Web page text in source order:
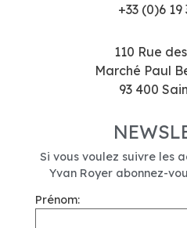
+33 (0)6 19
110 Rue
Marché Paul
93 400
Si vous voulez suivre les
Yvan Royer abonnez-
Prénom: